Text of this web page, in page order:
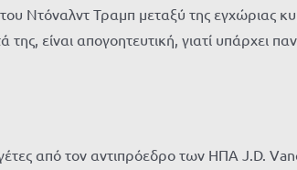
Ντόναλντ Τραμπ μεταξύ της εγχώριας
είναι απογοητευτική, γιατί υπάρχει
από τον αντιπρόεδρο των ΗΠΑ J.D.